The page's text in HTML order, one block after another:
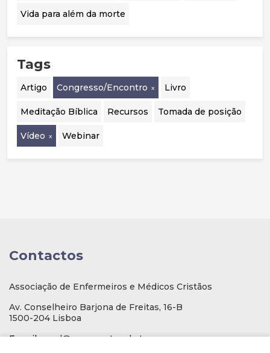
Vida para além da morte
Tags
Artigo Congresso/Encontro Livro
Meditação Bíblica Recursos Tomada de posição
Vídeo Webinar
Contactos
Associação de Enfermeiros e Médicos Cristãos
Av. Conselheiro Barjona de Freitas, 16-B
1500-204 Lisboa
E-mail: geral@aemcportugal.pt